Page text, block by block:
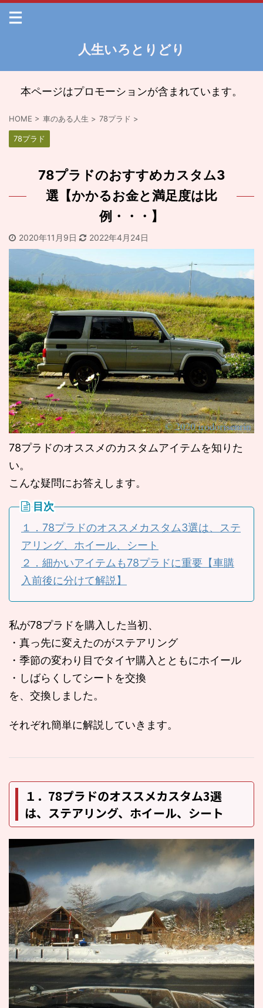
人生いろとりどり
本ページはプロモーションが含まれています。
HOME > 車のある人生 > 78プラド >
78プラド
78プラドのおすすめカスタム3
選【かかるお金と満足度は比
例・・・】
2020年11月9日 2022年4月24日
78プラドのオススメのカスタムアイテムを知りた
い。
こんな疑問にお答えします。
目次
１．78プラドのオススメカスタム3選は、ステ
アリング、ホイール、シート
２．細かいアイテムも78プラドに重要【車購
入前後に分けて解説】
私が78プラドを購入した当初、
・真っ先に変えたのがステアリング
・季節の変わり目でタイヤ購入とともにホイール
・しばらくしてシートを交換
を、交換しました。
それぞれ簡単に解説していきます。
１．78プラドのオススメカスタム3選
は、ステアリング、ホイール、シート